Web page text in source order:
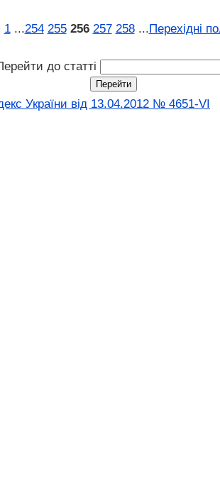
1 ...254 255 256 257 258 ...Перехідні
до статті
України від 13.04.2012 № 4651-VI